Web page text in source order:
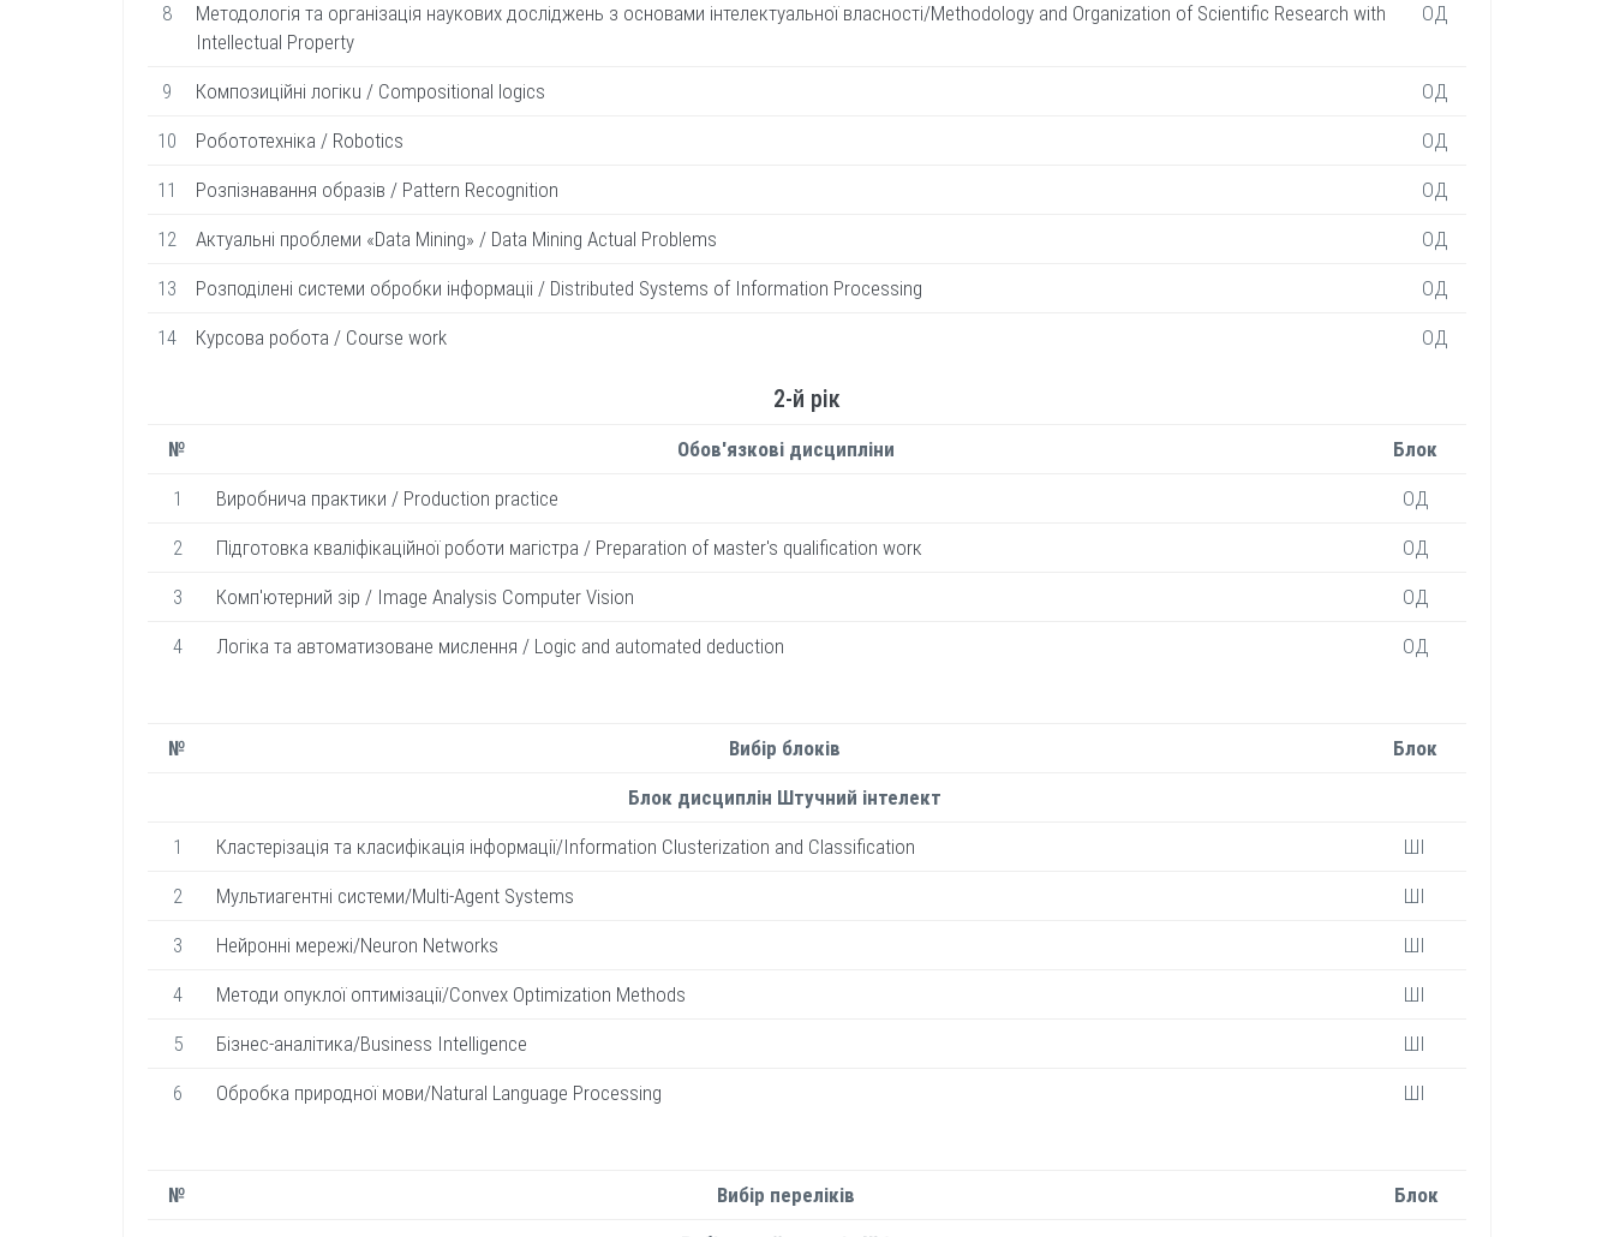
8
Методологія та організація наукових досліджень з основами інтелектуальної власності/Methodology and Organization of Scientific Research with
Intellectual Property
ОД
9 Композицiйнi лoгiкu / Compositional logics ОД
10 Робототехнiка / Robotics ОД
11 Розпiзнавання образiв / Pattern Recognition ОД
12 Актуальнi проблеми «Data Mining» / Data Mining Actual Problems ОД
13 Розподiленi системи обробки iнфopмaцii / Distributed Systems of Information Processing ОД
14 Курсова робота / Course work ОД
2-й рік
№ Обов'язкові дисципліни Блок
1 Виробнича практики / Production practice ОД
2 Пiдготовка квалiфiкацiйної роботи магiстра / Preparation of мaster's qualification worк ОД
3 Комп'ютерний зiр / Image Analysis Computer Vision ОД
4 Логiка та автоматизоване мислення / Logic and automated deduction ОД
№ Вибір блоків Блок
Блок дисциплін Штучний інтелект
1 Кластерізація та класифікація інформації/Information Clusterization and Classification ШІ
2 Мультиагентні системи/Multi-Agent Systems ШІ
3 Нейронні мережі/Neuron Networks ШІ
4 Методи опуклої оптимізації/Convex Optimization Methods ШІ
5 Бізнес-аналітика/Business Intelligence ШІ
6 Обробка природної мови/Natural Language Processing ШІ
№ Вибір переліків Блок